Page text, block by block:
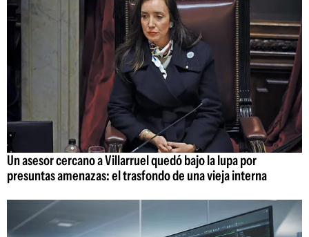
Un asesor cercano a Villarruel quedó bajo la lupa por
presuntas amenazas: el trasfondo de una vieja interna